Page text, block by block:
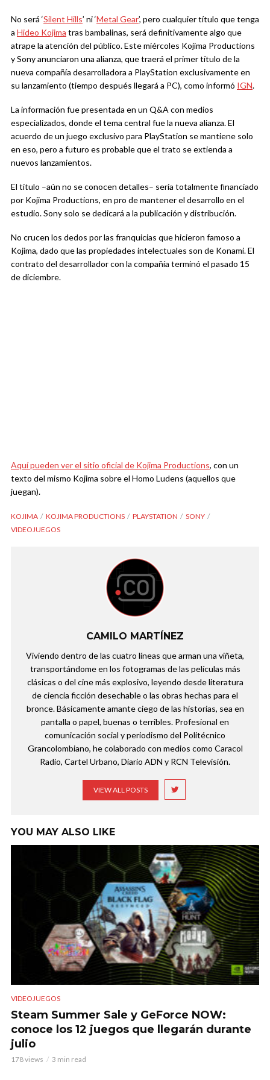
No será ‘Silent Hills’ ni ‘Metal Gear’, pero cualquier título que tenga
a Hideo Kojima tras bambalinas, será definitivamente algo que
atrape la atención del público. Este miércoles Kojima Productions
y Sony anunciaron una alianza, que traerá el primer título de la
nueva compañía desarrolladora a PlayStation exclusivamente en
su lanzamiento (tiempo después llegará a PC), como informó IGN.
La información fue presentada en un Q&A con medios
especializados, donde el tema central fue la nueva alianza. El
acuerdo de un juego exclusivo para PlayStation se mantiene solo
en eso, pero a futuro es probable que el trato se extienda a
nuevos lanzamientos.
El título –aún no se conocen detalles– sería totalmente financiado
por Kojima Productions, en pro de mantener el desarrollo en el
estudio. Sony solo se dedicará a la publicación y distribución.
No crucen los dedos por las franquicias que hicieron famoso a
Kojima, dado que las propiedades intelectuales son de Konami. El
contrato del desarrollador con la compañía terminó el pasado 15
de diciembre.
Aquí pueden ver el sitio oficial de Kojima Productions, con un
texto del mismo Kojima sobre el Homo Ludens (aquellos que
juegan).
KOJIMA KOJIMA PRODUCTIONS PLAYSTATION
SONY
VIDEOJUEGOS
CAMILO MARTÍNEZ
Viviendo dentro de las cuatro líneas que arman una viñeta,
transportándome en los fotogramas de las películas más
clásicas o del cine más explosivo, leyendo desde literatura
de ciencia ficción desechable o las obras hechas para el
bronce. Básicamente amante ciego de las historias, sea en
pantalla o papel, buenas o terribles. Profesional en
comunicación social y periodismo del Politécnico
Grancolombiano, he colaborado con medios como Caracol
Radio, Cartel Urbano, Diario ADN y RCN Televisión.
VIEW ALL POSTS
YOU MAY ALSO LIKE
VIDEOJUEGOS
Steam Summer Sale y GeForce NOW:
conoce los 12 juegos que llegarán durante
julio
178 views 3 min read